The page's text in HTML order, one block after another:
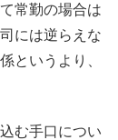
常勤の場合は
には逆らえな
というより、
む手口につい